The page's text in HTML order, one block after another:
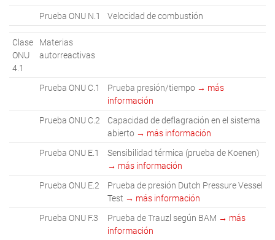
Prueba ONU N.1 Velocidad de combustión
Clase
ONU
4.1
Materias
autorreactivas
Prueba ONU C.1 Prueba presión/tiempo → más
información
Prueba ONU C.2
Capacidad de deflagración en el sistema
abierto → más información
Prueba ONU E.1
Sensibilidad térmica (prueba de Koenen)
→ más información
Prueba ONU E.2
Prueba de presión Dutch Pressure Vessel
Test → más información
Prueba ONU F.3
Prueba de Trauzl según BAM → más
información